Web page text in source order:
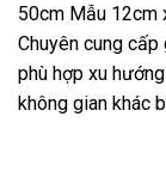
50cm Mẫu 12cm
Chuyên cung
phù hợp xu
không gian khác